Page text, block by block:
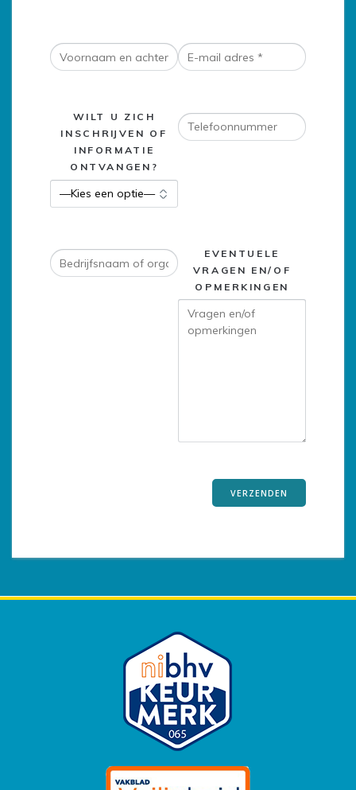
WILT U ZICH
INSCHRIJVEN OF
INFORMATIE
ONTVANGEN?
EVENTUELE
VRAGEN EN/OF
OPMERKINGEN